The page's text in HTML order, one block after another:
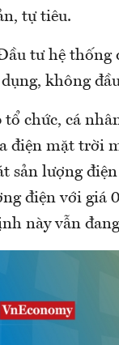
tự tiêu.
tư hệ thống
không
chức, cá
điện mặt trời
sản lượng
điện với giá
này vẫn